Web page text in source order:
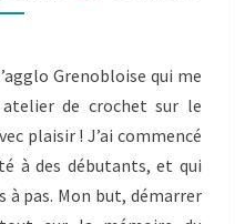
Grenobloise qui me
de crochet sur le
plaisir ! J’ai commencé
à des débutants, et qui
à pas. Mon but, démarrer